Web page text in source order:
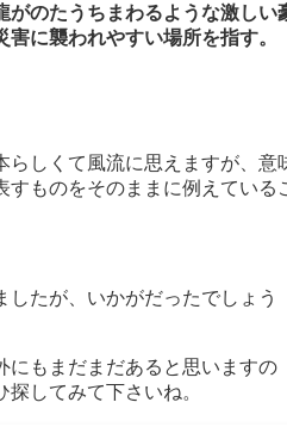
がのたうちまわるような激しい
に襲われやすい場所を指す。
らしくて風流に思えますが、意
すものをそのままに例えている
したが、いかがだったでしょう
にもまだまだあると思いますの
してみて下さいね。